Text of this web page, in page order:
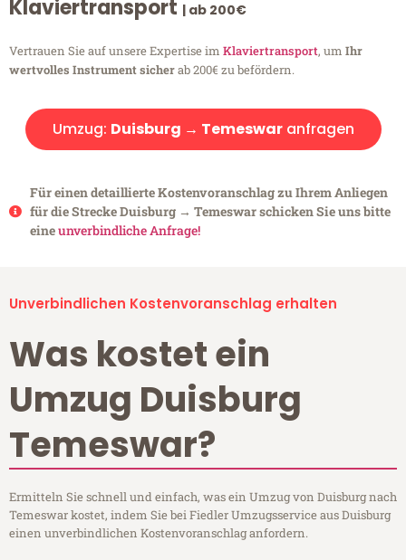
Klaviertransport | ab 200€
Vertrauen Sie auf unsere Expertise im Klaviertransport, um Ihr
wertvolles Instrument sicherab 200€ zu befördern.
Umzug: Duisburg → Temeswaranfragen
Für einen detaillierte Kostenvoranschlag zu Ihrem Anliegen
für die Strecke Duisburg → Temeswar schicken Sie uns bitte
eineunverbindliche Anfrage!
Unverbindlichen Kostenvoranschlag erhalten
Was kostet ein
Umzug Duisburg
Temeswar?
Ermitteln Sie schnell und einfach, was ein Umzug von Duisburg nach
Temeswar kostet, indem Sie bei Fiedler Umzugsservice aus Duisburg
einen unverbindlichen Kostenvoranschlag anfordern.